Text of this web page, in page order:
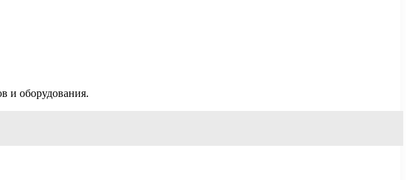
и оборудования.